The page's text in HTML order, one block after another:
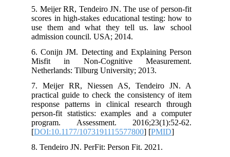
5. Meijer RR, Tendeiro JN. The use of
scores in high-stakes educational
use them and what they tell us.
admission council. USA; 2014.
6. Conijn JM. Detecting and
Misfit in Non-Cognitive
Netherlands: Tilburg University; 2013.
7. Meijer RR, Niessen AS,
practical guide to check the
response patterns in clinical
person-fit statistics: examples and a
program. Assessment.
[DOI:10.1177/1073191115577800
8. Tendeiro JN. PerFit: Person Fit. 2021.